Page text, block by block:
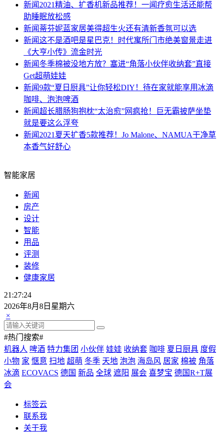
新闻2021精油、扩香机新品推荐！一闻疗愈生活还能帮
助睡眠放松感
新闻 蒂芬妮蓝家居美得超生火还有清新香氛可以选
新闻这不是酒吧是星巴克！时代寓所门市绝美窗景走进
《大亨小传》流金时光
新闻 冬季棉被没地方放？塞进“角落小伙伴收纳套”直接
Get超萌娃娃
新闻9款“夏日厨具”让你轻松DIY！待在家就能享用冰滴
咖啡、泡泡啤酒
新闻超长腊肠狗抱枕“太治愈”网疯抢！巨无霸披萨坐垫
就是要这么浮夸
新闻2021夏天扩香5款推荐！Jo Malone、NAMUA干净草
本香气好舒心
智能家居
新闻
房产
设计
智能
用品
评测
装修
健康家居
21:27:25
2026年8月8日星期六
×
#热门搜索#
机器人 啤酒 特力集团 小伙伴 娃娃 收纳套 咖啡 夏日厨具 度假
小物 家 惬意 扫地 超萌 冬季 天地 泡泡 海岛风 居家 棉被 角落
冰滴 ECOVACS 德国 新品 全球 遮阳 展会 喜梦宝 德国R+T展
会
标签云
联系我
关于我